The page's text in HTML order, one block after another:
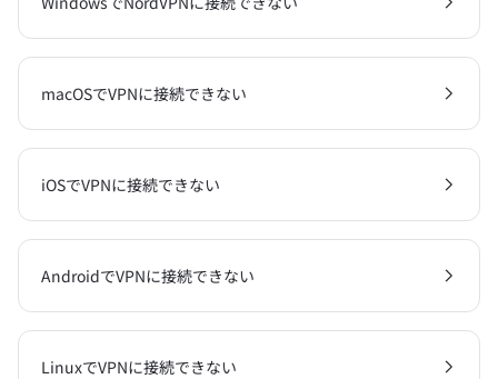
macOSでVPNに接続できない
iOSでVPNに接続できない
AndroidでVPNに接続できない
LinuxでVPNに接続できない